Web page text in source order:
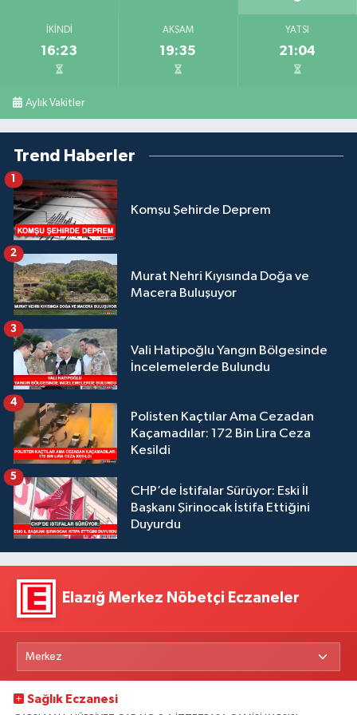
İKINDI
16:23
AKŞAM
19:35
YATSI
21:04
Aylık Vakitler
Trend Haberler
Komşu Şehirde Deprem
Murat Nehri Kıyısında Doğa ve
Macera Buluşuyor
2
Vali Hatipoğlu Yangın Bölgesinde
İncelemelerde Bulundu
3
Polisten Kaçtılar Ama Cezadan
Kaçamadılar: 172 Bin Lira Ceza
Kesildi
4
CHP’de İstifalar Sürüyor: Eski İl
Başkanı Şirinocak İstifa Ettiğini
Duyurdu
5
Elazığ Merkez Nöbetçi Eczaneler
Sağlık Eczanesi